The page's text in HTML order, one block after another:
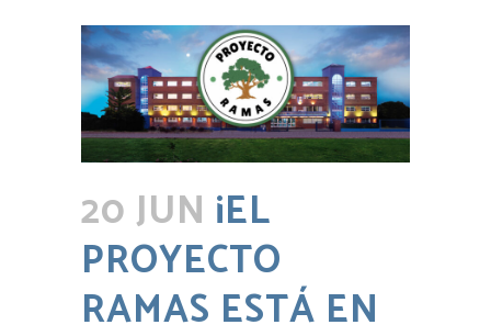
20 JUN ¡EL
PROYECTO
RAMAS ESTÁ EN